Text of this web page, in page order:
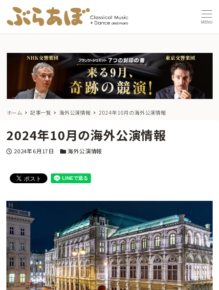
MENU
ホーム 記事一覧 海外公演情報 2024年10月の海外公演情報
2024年10月の海外公演情報
投稿日
2024年6月17日 カテゴリー
海外公演情報